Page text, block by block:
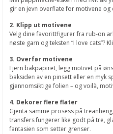
Love Notes fra Echo Park
Nye bryllupsark fra Reprint
Spring Garden fra Simple Stories
Påskehare pynt
Støpeform med påskemotiver
gir en jevn overflate for motivene og
2. Klipp ut motivene
Velg dine favorittfigurer fra rub-on
nøste garn og teksten “I love cats”?
3. Overfør motivene
Fjern bakpapiret, legg motivet på
baksiden av en pinsett eller en myk
gjennomsiktige folien – og voilà,
4. Dekorer flere flater
Gjenta samme prosess på
transfers fungerer like godt på tre,
fantasien som setter grenser.